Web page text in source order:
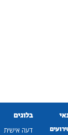
בלוגים
דעה אישית